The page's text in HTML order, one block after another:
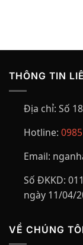
THÔNG TIN
Địa chỉ: Số
Hotline:
Email:
Số ĐKKD:
ngày 11/04/
VỀ CHÚNG